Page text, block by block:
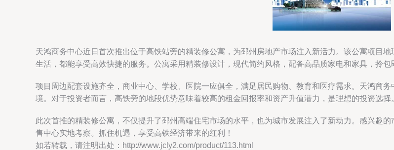
天鸿商务中心近日首次推出位于高铁站旁的精装修公寓，为邳州房地产市场注入新活力。该公寓项目
生活，都能享受高效快捷的服务。公寓采用精装修设计，现代简约风格，配备高品质家电和家具，拎包
项目周边配套设施齐全，商业中心、学校、医院一应俱全，满足居民购物、教育和医疗需求。天鸿商
境。对于投资者而言，高铁旁的地段优势意味着较高的租金回报率和资产升值潜力，是理想的投资选择
此次首推的精装修公寓，不仅提升了邳州高端住宅市场的水平，也为城市发展注入了新动力。感兴趣
售中心实地考察。抓住机遇，享受高铁经济带来的红利！
如若转载，请注明出处：http://www.jcly2.com/product/113.html